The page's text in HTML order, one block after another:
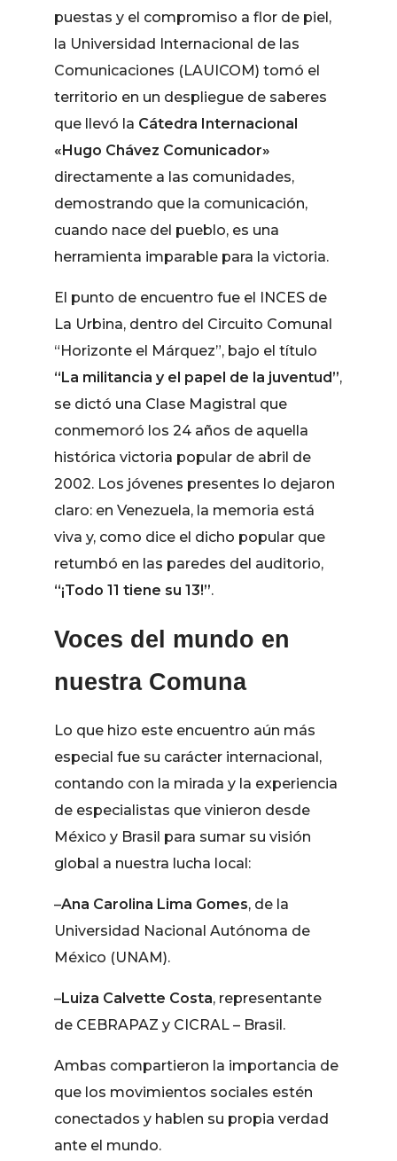
puestas y el compromiso a flor de piel,
la Universidad Internacional de las
Comunicaciones (LAUICOM) tomó el
territorio en un despliegue de saberes
que llevó la Cátedra Internacional
«Hugo Chávez Comunicador»
directamente a las comunidades,
demostrando que la comunicación,
cuando nace del pueblo, es una
herramienta imparable para la victoria.
El punto de encuentro fue el INCES de
La Urbina, dentro del Circuito Comunal
“Horizonte el Márquez”, bajo el título
“La militancia y el papel de la juventud”,
se dictó una Clase Magistral que
conmemoró los 24 años de aquella
histórica victoria popular de abril de
2002. Los jóvenes presentes lo dejaron
claro: en Venezuela, la memoria está
viva y, como dice el dicho popular que
retumbó en las paredes del auditorio,
“¡Todo 11 tiene su 13!”.
Voces del mundo en
nuestra Comuna
Lo que hizo este encuentro aún más
especial fue su carácter internacional,
contando con la mirada y la experiencia
de especialistas que vinieron desde
México y Brasil para sumar su visión
global a nuestra lucha local:
–Ana Carolina Lima Gomes, de la
Universidad Nacional Autónoma de
México (UNAM).
–Luiza Calvette Costa, representante
de CEBRAPAZ y CICRAL – Brasil.
Ambas compartieron la importancia de
que los movimientos sociales estén
conectados y hablen su propia verdad
ante el mundo.